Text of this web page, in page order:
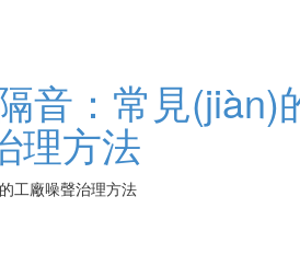
音：常見(jiàn)
理方法
工廠噪聲治理方法